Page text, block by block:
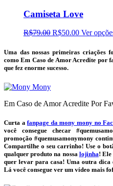
Camiseta Love
R$79.00 R$50.00 Ver
Uma das nossas primeiras criações
como Em Caso de Amor Acredite por
que fez enorme sucesso.
Em Caso de Amor Acredite Por
Curta afanpage da mony mony no
você consegue checar
promoção #quemusamonymony
Compartilhe o seu carrinho! Use o
qualquer produto na nossa lojinha!
quer levar para casa! Uma outra dica
Lá você consegue ver um vídeo mais